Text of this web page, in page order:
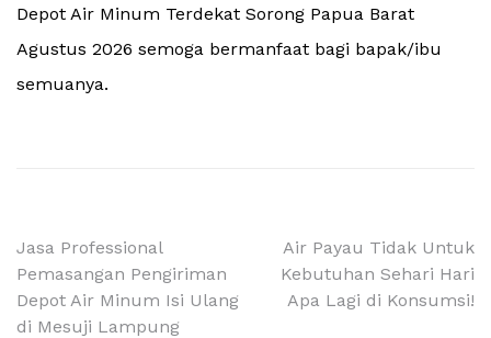
Depot Air Minum Terdekat Sorong Papua Barat
Agustus 2026 semoga bermanfaat bagi bapak/ibu
semuanya.
Navigasi
pos
Jasa Professional
Pemasangan Pengiriman
Depot Air Minum Isi Ulang
di Mesuji Lampung
Air Payau Tidak Untuk
Kebutuhan Sehari Hari
Apa Lagi di Konsumsi!